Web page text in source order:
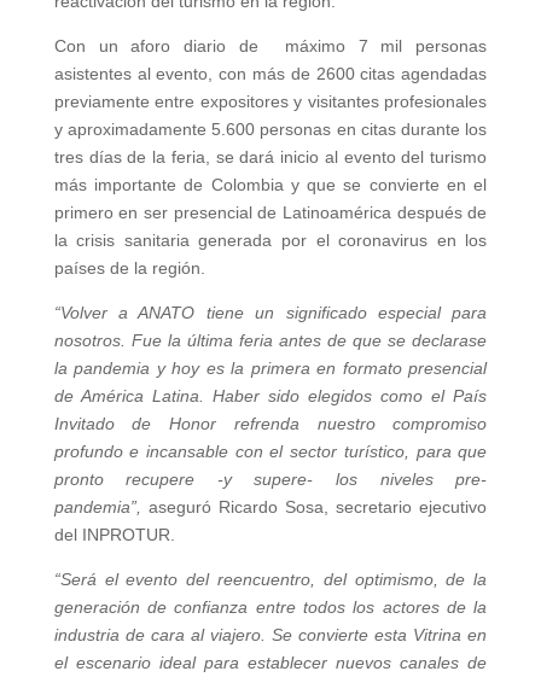
Con un aforo diario de máximo 7 mil personas
asistentes al evento, con más de 2600 citas agendadas
previamente entre expositores y visitantes profesionales
y aproximadamente 5.600 personas en citas durante los
tres días de la feria, se dará inicio al evento del turismo
más importante de Colombia y que se convierte en el
primero en ser presencial de Latinoamérica después de
la crisis sanitaria generada por el coronavirus en los
países de la región.
“Volver a ANATO tiene un significado especial para
nosotros. Fue la última feria antes de que se declarase
la pandemia y hoy es la primera en formato presencial
de América Latina. Haber sido elegidos como el País
Invitado de Honor refrenda nuestro compromiso
profundo e incansable con el sector turístico, para que
pronto recupere -y supere- los niveles pre-
pandemia”,
aseguró Ricardo Sosa, secretario ejecutivo
del INPROTUR.
“Será el evento del reencuentro, del optimismo, de la
generación de confianza entre todos los actores de la
industria de cara al viajero. Se convierte esta Vitrina en
el escenario ideal para establecer nuevos canales de